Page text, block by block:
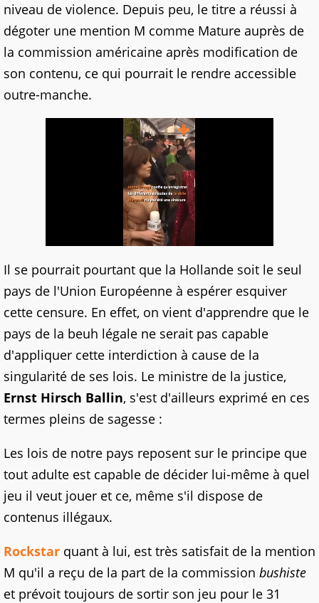
niveau de violence. Depuis peu, le titre a réussi à
dégoter une mention M comme Mature auprès de
la commission américaine après modification de
son contenu, ce qui pourrait le rendre accessible
outre-manche.
Il se pourrait pourtant que la Hollande soit le seul
pays de l'Union Européenne à espérer esquiver
cette censure. En effet, on vient d'apprendre que le
pays de la beuh légale ne serait pas capable
d'appliquer cette interdiction à cause de la
singularité de ses lois. Le ministre de la justice,
Ernst Hirsch Ballin, s'est d'ailleurs exprimé en ces
termes pleins de sagesse :
Les lois de notre pays reposent sur le principe que
tout adulte est capable de décider lui-même à quel
jeu il veut jouer et ce, même s'il dispose de
contenus illégaux.
Rockstar quant à lui, est très satisfait de la mention
M qu'il a reçu de la part de la commission bushiste
et prévoit toujours de sortir son jeu pour le 31